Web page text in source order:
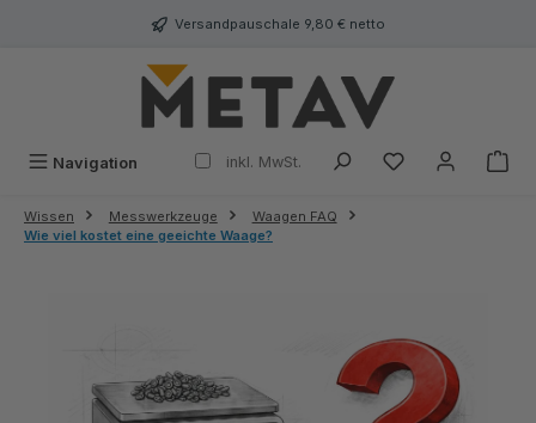
Versandpauschale 9,80 € netto
Navigation inkl. MwSt.
Wissen Messwerkzeuge
Waagen FAQ
Wie viel kostet eine geeichte Waage?